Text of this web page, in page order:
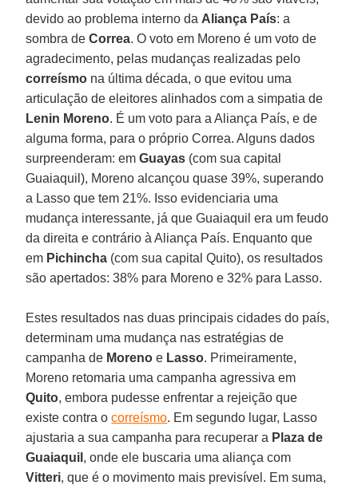
devido ao problema interno da Aliança País: a
sombra deCorrea. O voto em Moreno é um voto de
agradecimento, pelas mudanças realizadas pelo
correísmo na última década, o que evitou uma
articulação de eleitores alinhados com a simpatia de
Lenin Moreno. É um voto para a Aliança País, e de
alguma forma, para o próprio Correa. Alguns dados
surpreenderam: emGuayas (com sua capital
Guaiaquil), Moreno alcançou quase 39%, superando
a Lasso que tem 21%. Isso evidenciaria uma
mudança interessante, já que Guaiaquil era um feudo
da direita e contrário à Aliança País. Enquanto que
em Pichincha (com sua capital Quito), os resultados
são apertados: 38% para Moreno e 32% para Lasso.
Estes resultados nas duas principais cidades do país,
determinam uma mudança nas estratégias de
campanha de Moreno e Lasso. Primeiramente,
Moreno retomaria uma campanha agressiva em
Quito, embora pudesse enfrentar a rejeição que
existe contra ocorreísmo. Em segundo lugar, Lasso
ajustaria a sua campanha para recuperar a Plaza de
Guaiaquil , onde ele buscaria uma aliança com
Vitteri, que é o movimento mais previsível. Em suma,